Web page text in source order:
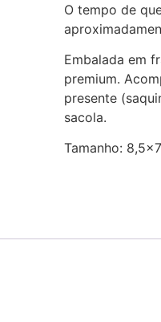
O tempo de
Embalada em
premium.
presente
sacola.
Tamanho: